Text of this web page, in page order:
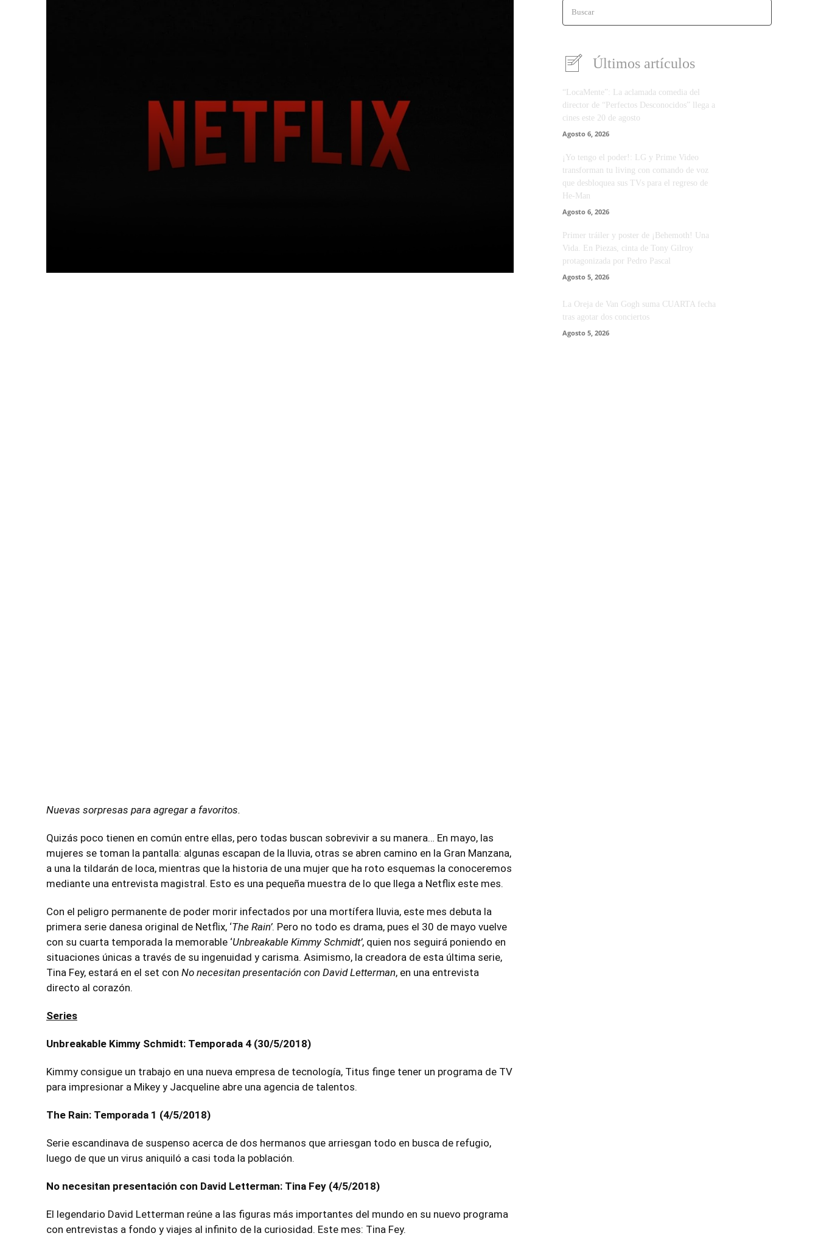
Nuevas sorpresas para agregar a favoritos.
Quizás poco tienen en común entre ellas, pero todas buscan sobrevivir a su manera… En mayo, las
mujeres se toman la pantalla: algunas escapan de la lluvia, otras se abren camino en la Gran Manzana,
a una la tildarán de loca, mientras que la historia de una mujer que ha roto esquemas la conoceremos
mediante una entrevista magistral. Esto es una pequeña muestra de lo que llega a Netflix este mes.
Con el peligro permanente de poder morir infectados por una mortífera lluvia, este mes debuta la
primera serie danesa original de Netflix, ‘The Rain’. Pero no todo es drama, pues el 30 de mayo vuelve
con su cuarta temporada la memorable ‘Unbreakable Kimmy Schmidt’, quien nos seguirá poniendo en
situaciones únicas a través de su ingenuidad y carisma. Asimismo, la creadora de esta última serie,
Tina Fey, estará en el set con No necesitan presentación con David Letterman, en una entrevista
directo al corazón.
Series
Unbreakable Kimmy Schmidt: Temporada 4 (30/5/2018)
Kimmy consigue un trabajo en una nueva empresa de tecnología, Titus finge tener un programa de TV
para impresionar a Mikey y Jacqueline abre una agencia de talentos.
The Rain: Temporada 1 (4/5/2018)
Serie escandinava de suspenso acerca de dos hermanos que arriesgan todo en busca de refugio,
luego de que un virus aniquiló a casi toda la población.
No necesitan presentación con David Letterman: Tina Fey (4/5/2018)
El legendario David Letterman reúne a las figuras más importantes del mundo en su nuevo programa
con entrevistas a fondo y viajes al infinito de la curiosidad. Este mes: Tina Fey.
Buscar
Últimos artículos
“LocaMente”: La aclamada comedia del
director de “Perfectos Desconocidos” llega a
cines este 20 de agosto
Agosto 6, 2026
¡Yo tengo el poder!: LG y Prime Video
transforman tu living con comando de voz
que desbloquea sus TVs para el regreso de
He-Man
Agosto 6, 2026
Primer tráiler y poster de ¡Behemoth! Una
Vida. En Piezas, cinta de Tony Gilroy
protagonizada por Pedro Pascal
Agosto 5, 2026
La Oreja de Van Gogh suma CUARTA fecha
tras agotar dos conciertos
Agosto 5, 2026